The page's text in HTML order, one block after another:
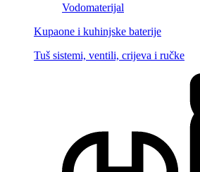
Vodomaterijal
Kupaone i kuhinjske baterije
Tuš sistemi, ventili, crijeva i ručke